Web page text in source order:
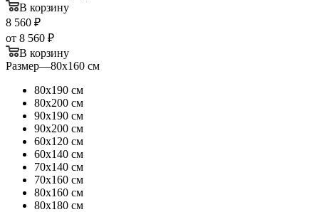
В корзину
8 560 ₽
от 8 560 ₽
В корзину
Размер—80х160 см
80х190 см
80х200 см
90х190 см
90х200 см
60х120 см
60х140 см
70х140 см
70х160 см
80х160 см
80х180 см